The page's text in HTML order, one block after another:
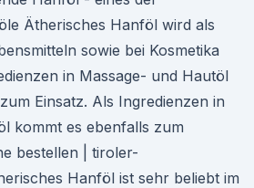
Ätherisches Hanföl wird als
sowie bei Kosmetika
in Massage- und Hautöl
Einsatz. Als Ingredienzen in
kommt es ebenfalls zum
bestellen | tiroler-
Hanföl ist sehr beliebt im